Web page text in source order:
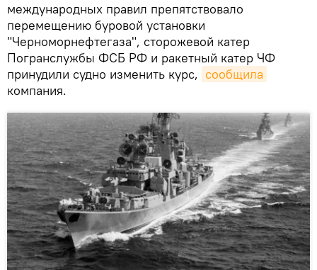
международных правил препятствовало
перемещению буровой установки
"Черноморнефтегаза", сторожевой катер
Погранслужбы ФСБ РФ и ракетный катер ЧФ
принудили судно изменить курс, сообщила
компания.